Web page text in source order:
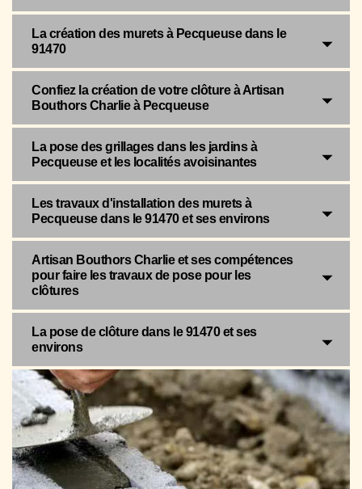
La création des murets à Pecqueuse dans le
91470
Confiez la création de votre clôture à Artisan
Bouthors Charlie à Pecqueuse
La pose des grillages dans les jardins à
Pecqueuse et les localités avoisinantes
Les travaux d'installation des murets à
Pecqueuse dans le 91470 et ses environs
Artisan Bouthors Charlie et ses compétences
pour faire les travaux de pose pour les
clôtures
La pose de clôture dans le 91470 et ses
environs